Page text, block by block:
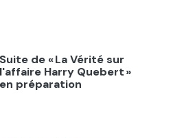
Suite de « La Vérité sur
l'affaire Harry Quebert »
en préparation